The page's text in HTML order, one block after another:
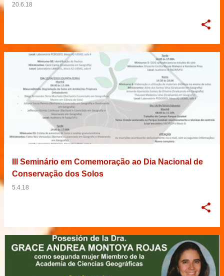
20.6.18
III Seminário em Comemoração ao Dia Nacional de
Conservação dos Solos
5.4.18